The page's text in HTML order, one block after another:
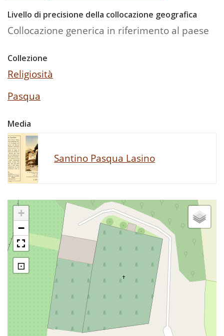
Livello di precisione della collocazione geografica
Collocazione generica in riferimento al paese
Collezione
Religiosità
Pasqua
Media
Santino Pasqua Lasino
+
−
⊡